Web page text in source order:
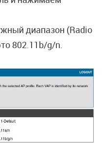
диапазон (Radio
802.11b/g/n.